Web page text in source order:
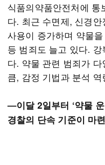
식품의약품안전처에
다. 최근 수면제, 신경
사용이 증가하며 약물
등 범죄도 늘고 있다.
다. 약물 관련 범죄가
큼, 감정 기법과 분석
―이달 2일부터 ‘약물
경찰의 단속 기준이 마